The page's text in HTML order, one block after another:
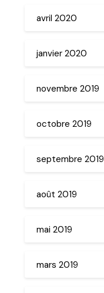
avril 2020
janvier 2020
novembre 2019
octobre 2019
septembre 2019
août 2019
mai 2019
mars 2019